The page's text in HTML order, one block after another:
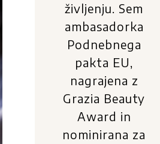
življenju. Sem
ambasadorka
Podnebnega
pakta EU,
nagrajena z
Grazia Beauty
Award in
nominirana za